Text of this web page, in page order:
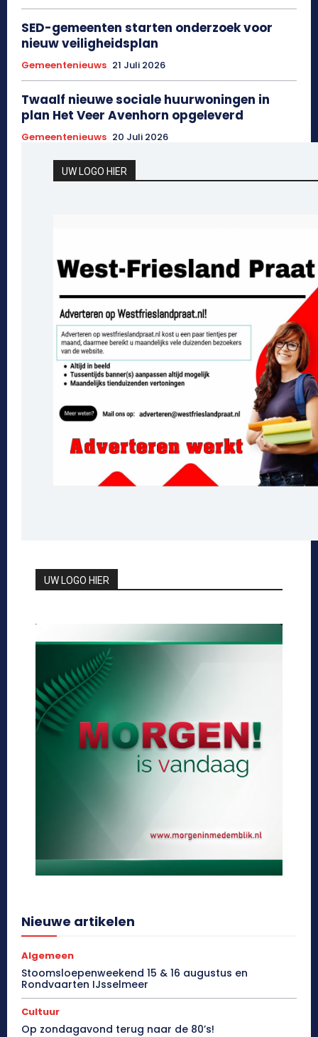
SED-gemeenten starten onderzoek voor
nieuw veiligheidsplan
Gemeentenieuws 21 Juli 2026
Twaalf nieuwe sociale huurwoningen in
plan Het Veer Avenhorn opgeleverd
Gemeentenieuws 20 Juli 2026
UW LOGO HIER
UW LOGO HIER
Nieuwe artikelen
Algemeen
Stoomsloepenweekend 15 & 16 augustus en
Rondvaarten IJsselmeer
Cultuur
Op zondagavond terug naar de 80’s!